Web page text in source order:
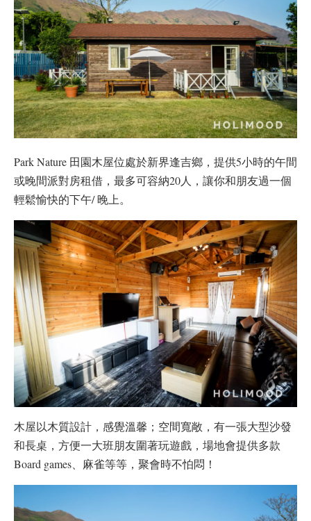
Park Nature 田園木屋位處於新界逢吉鄉，提供5小時的午間
或晚間派對房租借，最多可容納20人，讓你和朋友過一個
輕鬆愉快的下午/ 晚上。
木屋以木質設計，感覺溫馨；空間寬敞，有一張大型沙發
和長桌，方便一大班朋友圍著玩遊戲，場地會提供多款
Board games、麻雀等等，聚會時不怕悶！